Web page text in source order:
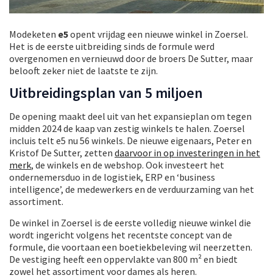
Modeketen e5opent vrijdag een nieuwe winkel in Zoersel.
Het is de eerste uitbreiding sinds de formule werd
overgenomen en vernieuwd door de broers De Sutter, maar
belooft zeker niet de laatste te zijn.
Uitbreidingsplan van 5 miljoen
De opening maakt deel uit van het expansieplan om tegen
midden 2024 de kaap van zestig winkels te halen. Zoersel
incluis telt e5 nu 56 winkels. De nieuwe eigenaars, Peter en
Kristof De Sutter, zetten daarvoor in op investeringen in het
merk, de winkels en de webshop. Ook investeert het
ondernemersduo in de logistiek, ERP en ‘business
intelligence’, de medewerkers en de verduurzaming van het
assortiment.
De winkel in Zoersel is de eerste volledig nieuwe winkel die
wordt ingericht volgens het recentste concept van de
formule, die voortaan een boetiekbeleving wil neerzetten.
De vestiging heeft een oppervlakte van 800 m² en biedt
zowel het assortiment voor dames als heren.